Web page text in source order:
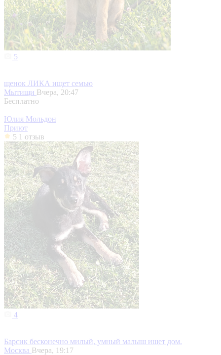
5
щенок ЛИКА ищет семью
Мытищи Вчера, 20:47
Бесплатно
Юлия Мольдон
Приют
5 1 отзыв
4
Барсик бесконечно милый, умный малыш ищет дом.
Москва Вчера, 19:17